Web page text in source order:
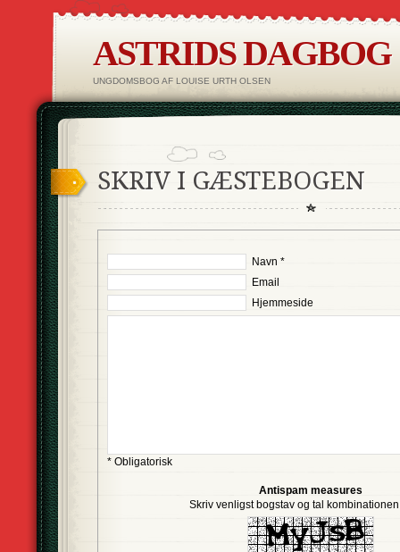
ASTRIDS DAGBOG
UNGDOMSBOG AF LOUISE URTH OLSEN
SKRIV I GÆSTEBOGEN
Navn *
Email
Hjemmeside
* Obligatorisk
Antispam measures
Skriv venligst bogstav og tal